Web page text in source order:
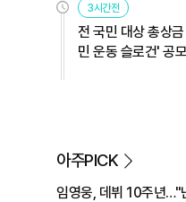
3시간전
전 국민 대상 총상
민 운동 슬로건' 공모
아주PICK
임영웅, 데뷔 10주년…"